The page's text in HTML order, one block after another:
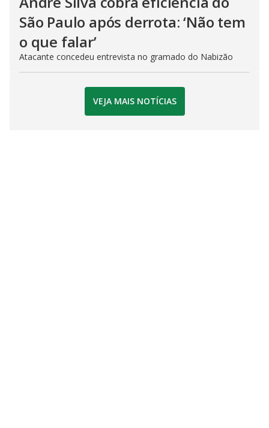
São Paulo após derrota: ‘Não tem
o que falar’
Atacante concedeu entrevista no gramado do Nabizão
VEJA MAIS NOTÍCIAS